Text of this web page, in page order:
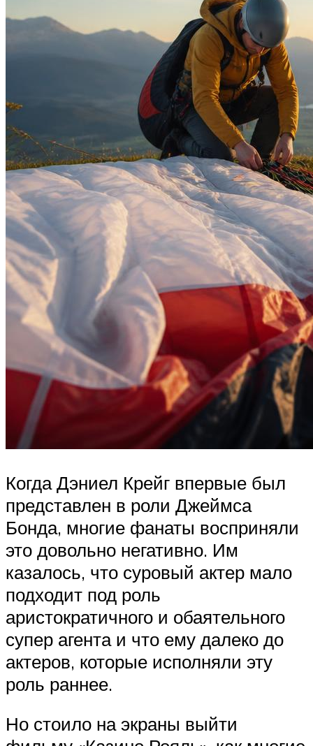
Когда Дэниел Крейг впервые был
представлен в роли Джеймса
Бонда, многие фанаты восприняли
это довольно негативно. Им
казалось, что суровый актер мало
подходит под роль
аристократичного и обаятельного
супер агента и что ему далеко до
актеров, которые исполняли эту
роль раннее.
Но стоило на экраны выйти